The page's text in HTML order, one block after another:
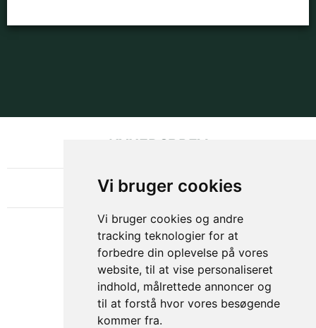
Vi bruger cookies
Vi bruger cookies og andre
tracking teknologier for at
forbedre din oplevelse på vores
website, til at vise personaliseret
indhold, målrettede annoncer og
til at forstå hvor vores besøgende
kommer fra.
NYHEDSBREV
OM GAMECHANGER